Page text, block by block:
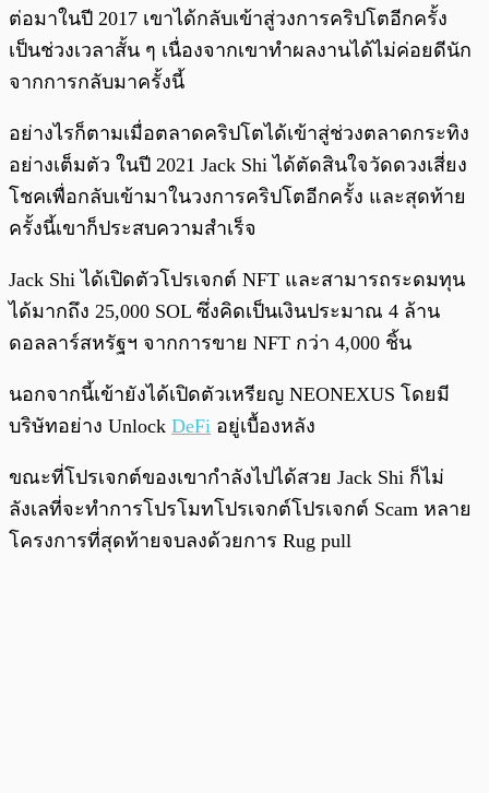
ต่อมาในปี 2017 เขาได้กลับเข้าสู่วงการคริปโตอีกครั้ง
เป็นช่วงเวลาสั้น ๆ เนื่องจากเขาทำผลงานได้ไม่ค่อยดีนัก
จากการกลับมาครั้งนี้
อย่างไรก็ตามเมื่อตลาดคริปโตได้เข้าสู่ช่วงตลาดกระทิง
อย่างเต็มตัว ในปี 2021 Jack Shi ได้ตัดสินใจวัดดวงเสี่ยง
โชคเพื่อกลับเข้ามาในวงการคริปโตอีกครั้ง และสุดท้าย
ครั้งนี้เขาก็ประสบความสำเร็จ
Jack Shi ได้เปิดตัวโปรเจกต์ NFT และสามารถระดมทุน
ได้มากถึง 25,000 SOL ซึ่งคิดเป็นเงินประมาณ 4 ล้าน
ดอลลาร์สหรัฐฯ จากการขาย NFT กว่า 4,000 ชิ้น
นอกจากนี้เข้ายังได้เปิดตัวเหรียญ NEONEXUS โดยมี
บริษัทอย่าง Unlock DeFi อยู่เบื้องหลัง
ขณะที่โปรเจกต์ของเขากำลังไปได้สวย Jack Shi ก็ไม่
ลังเลที่จะทำการโปรโมทโปรเจกต์โปรเจกต์ Scam หลาย
โครงการที่สุดท้ายจบลงด้วยการ Rug pull